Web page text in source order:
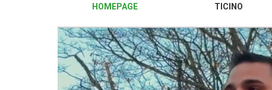
HOMEPAGE TICINO